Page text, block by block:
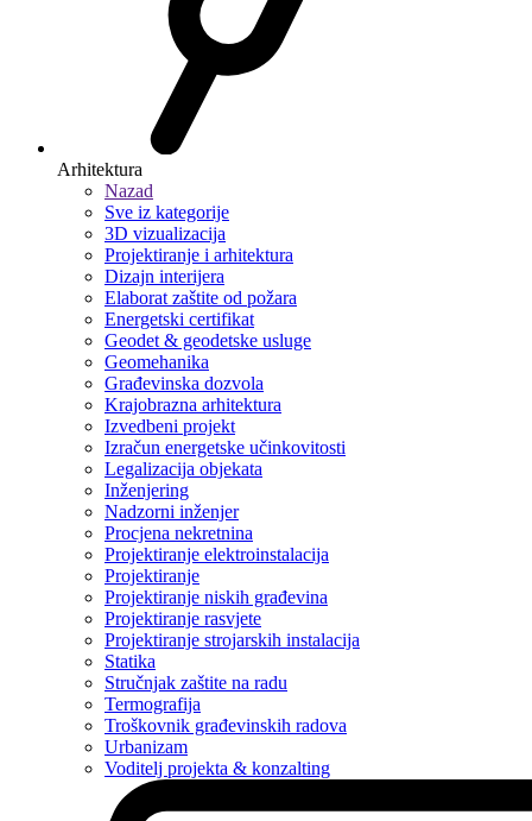
Arhitektura
Nazad
Sve iz kategorije
3D vizualizacija
Projektiranje i arhitektura
Dizajn interijera
Elaborat zaštite od požara
Energetski certifikat
Geodet & geodetske usluge
Geomehanika
Građevinska dozvola
Krajobrazna arhitektura
Izvedbeni projekt
Izračun energetske učinkovitosti
Legalizacija objekata
Inženjering
Nadzorni inženjer
Procjena nekretnina
Projektiranje elektroinstalacija
Projektiranje
Projektiranje niskih građevina
Projektiranje rasvjete
Projektiranje strojarskih instalacija
Statika
Stručnjak zaštite na radu
Termografija
Troškovnik građevinskih radova
Urbanizam
Voditelj projekta & konzalting